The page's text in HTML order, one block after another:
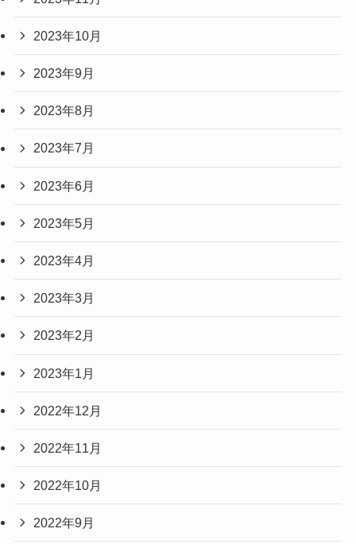
2023年10月
2023年9月
2023年8月
2023年7月
2023年6月
2023年5月
2023年4月
2023年3月
2023年2月
2023年1月
2022年12月
2022年11月
2022年10月
2022年9月